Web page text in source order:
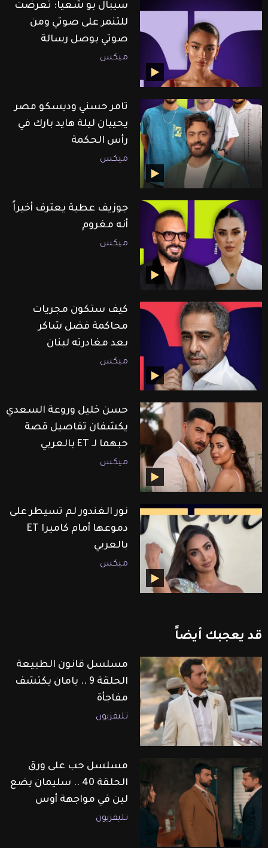
سيبال بو شعيا: تعرضت
للتنمر على صوتي ومن
صوتي بوصل رسالة
ميكس
تامر حسني وديسكو مصر
يحييان ليلة هايد بارك في
رأس الحكمة
ميكس
جوزيف عطية يعترف أخيراً
أنه مغروم
ميكس
كيف ستكون مجريات
محاكمة فضل شاكر
بعد مغادرته لبنان
ميكس
حسن خليل وروعة السعدي
يكشفان تفاصيل قصة
حبهما لـ ET بالعربي
ميكس
نور الغندور لم تسيطر على
دموعها أمام كاميرا ET
بالعربي
ميكس
قد يعجبك أيضاً
مسلسل قانون الطبيعة
الحلقة 9 .. يامان يكتشف
مفاجأة
تليفزيون
مسلسل حب على ورق
الحلقة 40 .. سليمان يضع
لين في مواجهة أوس
تليفزيون